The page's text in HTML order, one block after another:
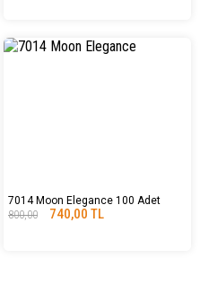
7014 Moon Elegance 100 Adet
800,00
740,00 TL